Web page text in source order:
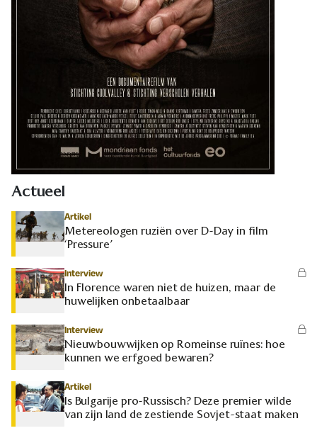
Actueel
Artikel
Metereologen ruziën over D-Day in film
‘Pressure’
Interview
In Florence waren niet de huizen, maar de
huwelijken onbetaalbaar
Interview
Nieuwbouwwijken op Romeinse ruïnes: hoe
kunnen we erfgoed bewaren?
Artikel
Is Bulgarije pro-Russisch? Deze premier wilde
van zijn land de zestiende Sovjet-staat maken